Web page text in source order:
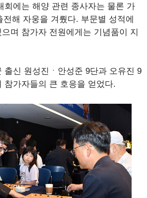
회에는 해양 관련 종사자는 물론 가
전해 자웅을 겨뤘다. 부문별 성적에
며 참가자 전원에게는 기념품이 지
출신 원성진ㆍ안성준 9단과 오유진 9
참가자들의 큰 호응을 얻었다.